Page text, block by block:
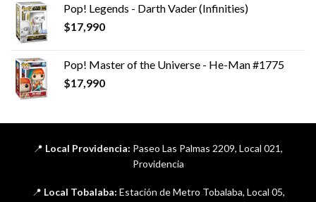
Pop! Legends - Darth Vader (Infinities)
$17,990
Pop! Master of the Universe - He-Man #1775
$17,990
📍 Local Providencia: Paseo Las Palmas 2209, Local 021,
Providencia
📍 Local Tobalaba: Estación de Metro Tobalaba, Local 05,